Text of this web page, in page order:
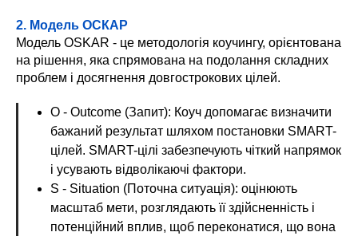
2. Модель ОСКАР
Модель OSKAR - це методологія коучингу, орієнтована
на рішення, яка спрямована на подолання складних
проблем і досягнення довгострокових цілей.
О - Outcome (Запит): Коуч допомагає визначити
бажаний результат шляхом постановки SMART-
цілей. SMART-цілі забезпечують чіткий напрямок
і усувають відволікаючі фактори.
S - Situation (Поточна ситуація): оцінюють
масштаб мети, розглядають її здійсненність і
потенційний вплив, щоб переконатися, що вона